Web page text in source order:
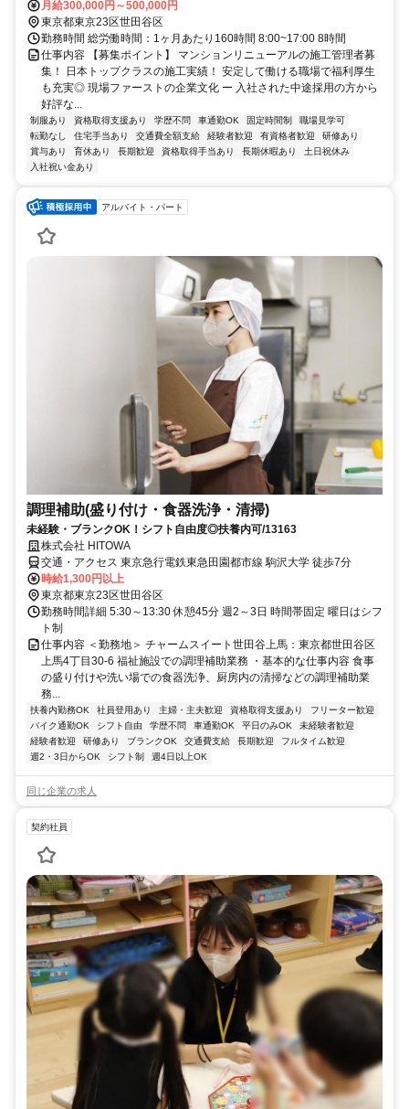
月給300,000円～500,000円
東京都東京23区世田谷区
勤務時間 総労働時間：1ヶ月あたり160時間 8:00~17:00 8時間
仕事内容 【募集ポイント】 マンションリニューアルの施工管理者募
集！ 日本トップクラスの施工実績！ 安定して働ける職場で福利厚生
も充実◎ 現場ファーストの企業文化 ー 入社された中途採用の方から
好評な...
制服あり 資格取得支援あり 学歴不問 車通勤OK 固定時間制
職場見学可
転勤なし
住宅手当あり 交通費全額支給 経験者歓迎 有資格者歓迎
研修あり
賞与あり
育休あり 長期歓迎 資格取得手当あり 長期休暇あり
土日祝休み
入社祝い金あり
アルバイト・パート
調理補助(盛り付け・食器洗浄・清掃)
未経験・ブランクOK！シフト自由度◎扶養内可/13163
株式会社 HITOWA
交通・アクセス 東京急行電鉄東急田園都市線 駒沢大学 徒歩7分
時給1,300円以上
東京都東京23区世田谷区
勤務時間詳細 5:30～13:30 休憩45分 週2～3日 時間帯固定 曜日はシフ
ト制
仕事内容 ＜勤務地＞ チャームスイート世田谷上馬：東京都世田谷区
上馬4丁目30-6 福祉施設での調理補助業務 ・基本的な仕事内容 食事
の盛り付けや洗い場での食器洗浄、厨房内の清掃などの調理補助業
務...
扶養内勤務OK 社員登用あり 主婦・主夫歓迎 資格取得支援あり
フリーター歓迎
バイク通勤OK
シフト自由 学歴不問 車通勤OK 平日のみOK
未経験者歓迎
経験者歓迎
研修あり ブランクOK 交通費支給 長期歓迎
フルタイム歓迎
週2・3日からOK
シフト制 週4日以上OK
同じ企業の求人
契約社員